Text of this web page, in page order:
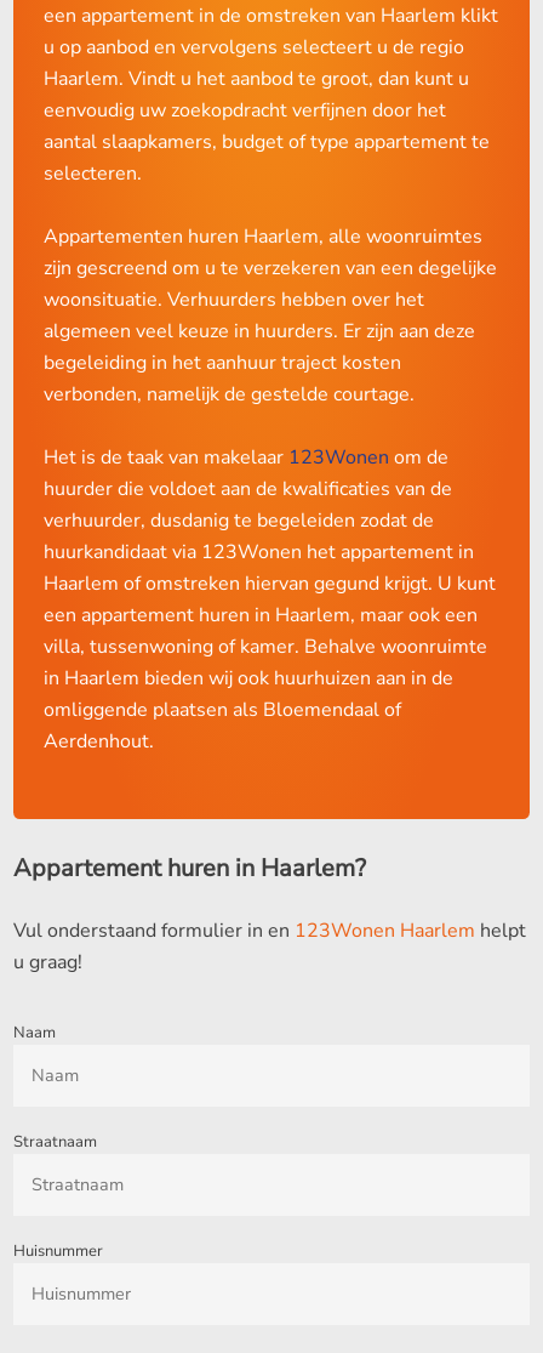
een appartement in de omstreken van Haarlem klikt
u op aanbod en vervolgens selecteert u de regio
Haarlem. Vindt u het aanbod te groot, dan kunt u
eenvoudig uw zoekopdracht verfijnen door het
aantal slaapkamers, budget of type appartement te
selecteren.
Appartementen huren Haarlem, alle woonruimtes
zijn gescreend om u te verzekeren van een degelijke
woonsituatie. Verhuurders hebben over het
algemeen veel keuze in huurders. Er zijn aan deze
begeleiding in het aanhuur traject kosten
verbonden, namelijk de gestelde courtage.
Het is de taak van makelaar 123Wonen om de
huurder die voldoet aan de kwalificaties van de
verhuurder, dusdanig te begeleiden zodat de
huurkandidaat via 123Wonen het appartement in
Haarlem of omstreken hiervan gegund krijgt. U kunt
een appartement huren in Haarlem, maar ook een
villa, tussenwoning of kamer. Behalve woonruimte
in Haarlem bieden wij ook huurhuizen aan in de
omliggende plaatsen als Bloemendaal of
Aerdenhout.
Appartement huren in Haarlem?
Vul onderstaand formulier in en 123Wonen Haarlem helpt
u graag!
Naam
Straatnaam
Huisnummer